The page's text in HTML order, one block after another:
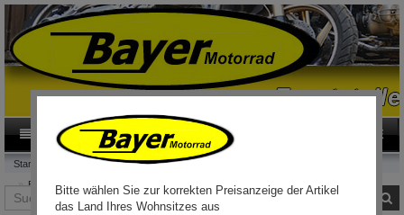
Category DE
Startseite
Ersatzteilkatalog 50/5-R100RT Bj.09/80 (Deutsch, Englisch, Holländisch,
Schwedisch)
Suche
Bitte wählen Sie zur korrekten Preisanzeige der Artikel
das Land Ihres Wohnsitzes aus